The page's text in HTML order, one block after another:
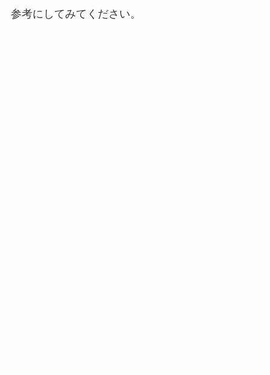
参考にしてみてください。